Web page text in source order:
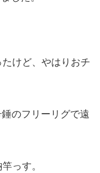
けど、やはりおチ
のフリーリグで遠
っす。